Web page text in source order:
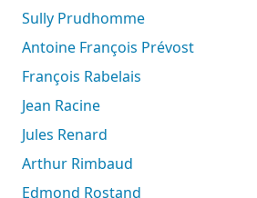
Sully Prudhomme
Antoine François Prévost
François Rabelais
Jean Racine
Jules Renard
Arthur Rimbaud
Edmond Rostand